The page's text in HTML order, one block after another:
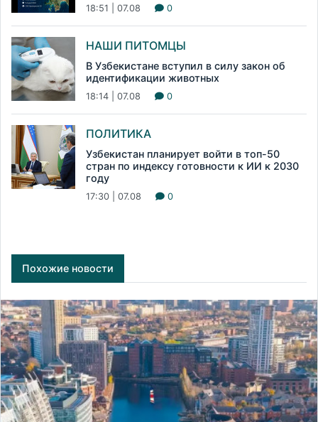
18:51 | 07.08 0
НАШИ ПИТОМЦЫ
В Узбекистане вступил в силу закон об
идентификации животных
18:14 | 07.08 0
ПОЛИТИКА
Узбекистан планирует войти в топ-50
стран по индексу готовности к ИИ к 2030
году
17:30 | 07.08 0
Похожие новости